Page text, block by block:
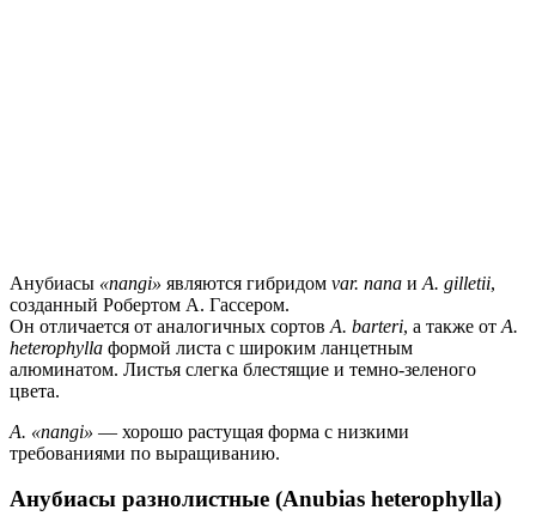
Анубиасы «nangi» являются гибридом var. nana и A. gilletii,
созданный Робертом А. Гассером.
Он отличается от аналогичных сортов A. barteri, а также от A.
heterophylla формой листа с широким ланцетным
алюминатом. Листья слегка блестящие и темно-зеленого
цвета.
A. «nangi» — хорошо растущая форма с низкими
требованиями по выращиванию.
Анубиасы разнолистные (Anubias heterophylla)